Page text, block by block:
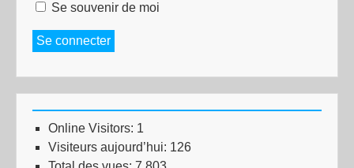
Se souvenir de moi
Se connecter
Online Visitors: 1
Visiteurs aujourd’hui: 126